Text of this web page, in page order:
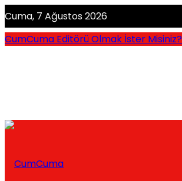
Cuma, 7 Ağustos 2026
CumCuma Editörü Olmak İster Misiniz?